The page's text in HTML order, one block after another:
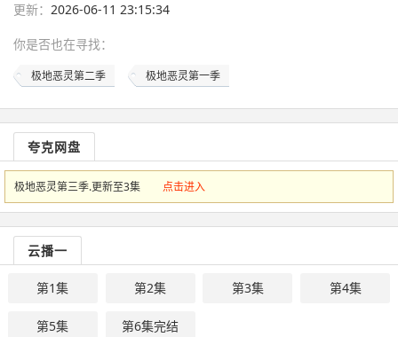
更新： 2026-06-11 23:15:34
你是否也在寻找：
极地恶灵第二季 极地恶灵第一季
夸克网盘
极地恶灵第三季.更新至3集 点击进入
云播一
第1集 第2集 第3集 第4集
第5集 第6集完结